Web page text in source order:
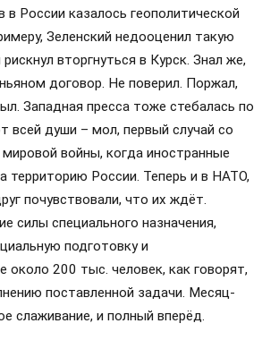
в России казалось геополитической
Зеленский недооценил такую
вторгнуться в Курск. Знал же,
договор. Не поверил. Поржал,
Западная пресса тоже стебалась по
всей души – мол, первый случай со
войны, когда иностранные
территорию России. Теперь и в НАТО,
почувствовали, что их ждёт.
силы специального назначения,
подготовку и
200 тыс. человек, как говорят,
поставленной задачи. Месяц-
слаживание, и полный вперёд.